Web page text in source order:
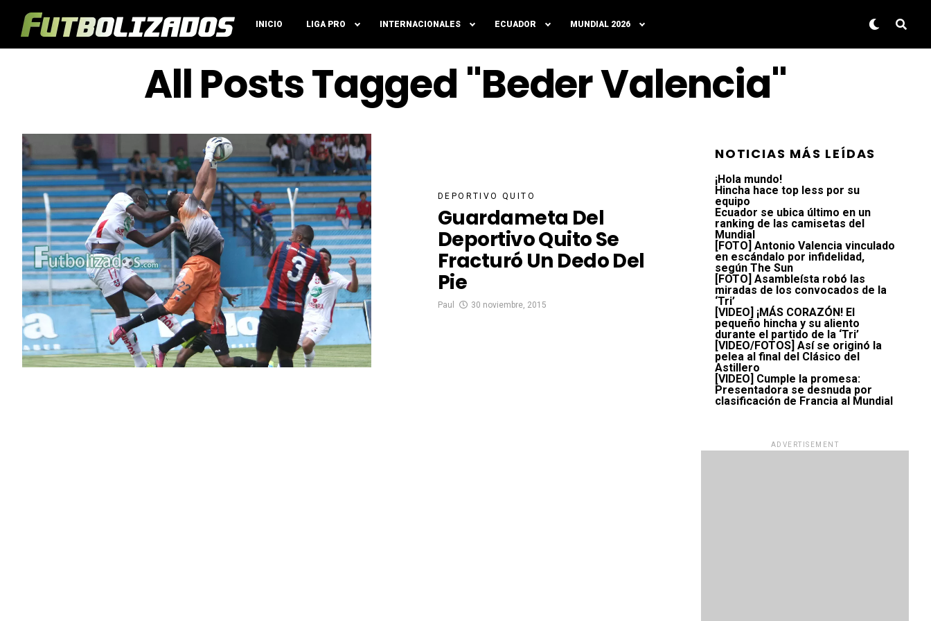
INICIO LIGA PRO INTERNACIONALES ECUADOR MUNDIAL 2026
All Posts Tagged "Beder Valencia"
DEPORTIVO QUITO
Guardameta Del
Deportivo Quito Se
Fracturó Un Dedo Del
Pie
Paul 30 noviembre, 2015
NOTICIAS MÁS LEÍDAS
¡Hola mundo!
Hincha hace top less por su
equipo
Ecuador se ubica último en un
ranking de las camisetas del
Mundial
[FOTO] Antonio Valencia vinculado
en escándalo por infidelidad,
según The Sun
[FOTO] Asambleísta robó las
miradas de los convocados de la
‘Tri’
[VIDEO] ¡MÁS CORAZÓN! El
pequeño hincha y su aliento
durante el partido de la ‘Tri’
[VIDEO/FOTOS] Así se originó la
pelea al final del Clásico del
Astillero
[VIDEO] Cumple la promesa:
Presentadora se desnuda por
clasificación de Francia al Mundial
ADVERTISEMENT